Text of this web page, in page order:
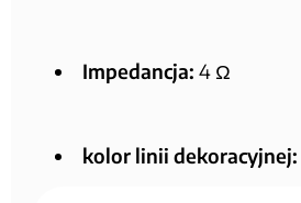
Impedancja: 4 Ω
kolor linii dekoracyjnej: